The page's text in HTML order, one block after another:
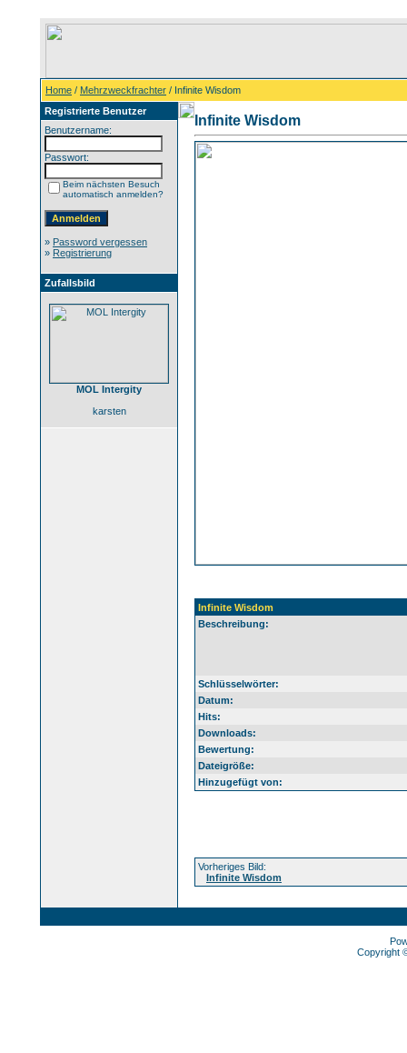
Home / Mehrzweckfrachter / Infinite Wisdom
Registrierte Benutzer
Benutzername:
Passwort:
Beim nächsten Besuch
automatisch anmelden?
» Password vergessen
» Registrierung
Zufallsbild
MOL Intergity
karsten
Infinite Wisdom
Infinite Wisdom
Beschreibung:
Schlüsselwörter:
Datum:
Hits:
Downloads:
Bewertung:
Dateigröße:
Hinzugefügt von:
Vorheriges Bild:
Infinite Wisdom
Copyright